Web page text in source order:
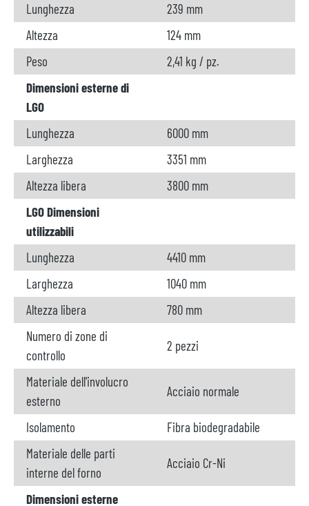
Lunghezza
239 mm
Altezza
124 mm
Peso
2,41 kg / pz.
Dimensioni esterne di
LGO
Lunghezza
6000 mm
Larghezza
3351 mm
Altezza libera
3800 mm
LGO Dimensioni
utilizzabili
Lunghezza
4410 mm
Larghezza
1040 mm
Altezza libera
780 mm
Numero di zone di
controllo
2 pezzi
Materiale dell'involucro
esterno
Acciaio normale
Isolamento
Fibra biodegradabile
Materiale delle parti
interne del forno
Acciaio Cr-Ni
Dimensioni esterne